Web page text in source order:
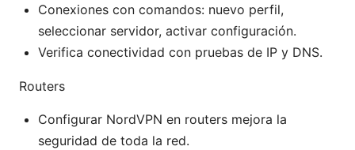
Conexiones con comandos: nuevo perfil,
seleccionar servidor, activar configuración.
Verifica conectividad con pruebas de IP y DNS.
Routers
Configurar NordVPN en routers mejora la
seguridad de toda la red.